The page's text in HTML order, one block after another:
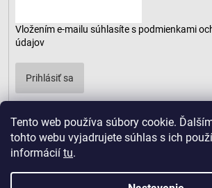
Tento web používa súbory cookie.
tohto webu vyjadrujete súhlas s ich
informácií tu.
Vložením e-mailu súhlasíte s podmienkami
údajov
Prihlásiť sa